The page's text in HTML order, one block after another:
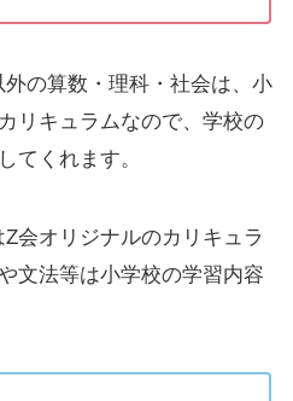
の算数・理科・社会は、小
リキュラムなので、学校の
てくれます。
会オリジナルのカリキュラ
文法等は小学校の学習内容